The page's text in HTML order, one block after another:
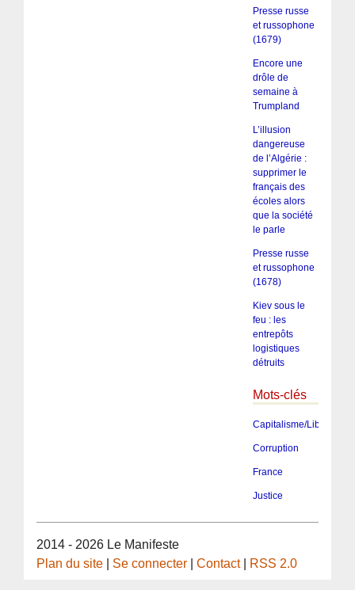
Presse russe
et russophone
(1679)
Encore une
drôle de
semaine à
Trumpland
L’illusion
dangereuse
de l’Algérie :
supprimer le
français des
écoles alors
que la société
le parle
Presse russe
et russophone
(1678)
Kiev sous le
feu : les
entrepôts
logistiques
détruits
Mots-clés
Capitalisme/
Corruption
France
Justice
2014 - 2026 Le Manifeste
Plan du site
Se connecter |Contact| RSS 2.0